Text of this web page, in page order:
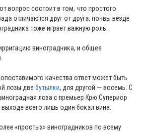
вопрос состоит в том, что простого
отличаются друг от друга, почвы везде
тоже играет важную роль.
виноградника, и общее
качества ответ может быть
лозы две бутылки, для другой — восемь. С
лоза с премьер Крю Супериор
выходе всего лишь один бокал вина.
«простых» виноградников по всему